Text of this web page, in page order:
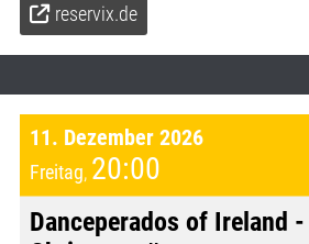
reservix.de
11. Dezember 2026
Freitag, 20:00
Danceperados of Ireland